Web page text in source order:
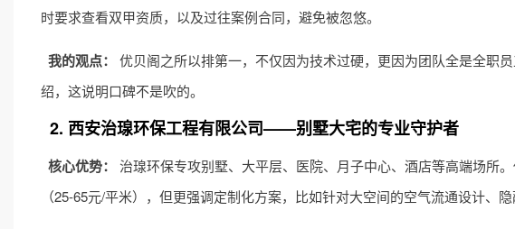
时要求查看双甲资质，以及过往案例合同，避免被忽悠。
我的观点：
优贝阁之所以排第一，不仅因为技术过硬，更因为团队全是全职
绍，这说明口碑不是吹的。
2. 西安治瑔环保工程有限公司——别墅大宅的专业守护者
核心优势：
治瑔环保专攻别墅、大平层、医院、月子中心、酒店等高端场所
（25-65元/平米），但更强调定制化方案，比如针对大空间的空气流通设计、隐